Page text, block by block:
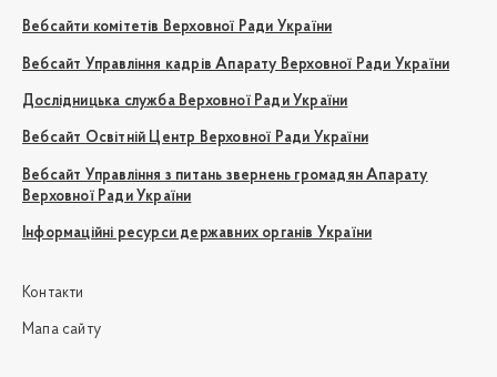
Вебсайти комітетів Верховної Ради України
Вебсайт Управління кадрів Апарату Верховної Ради України
Дослідницька служба Верховної Ради України
Вебсайт Освітній Центр Верховної Ради України
Вебсайт Управління з питань звернень громадян Апарату
Верховної Ради України
Інформаційні ресурси державних органів України
Контакти
Мапа сайту